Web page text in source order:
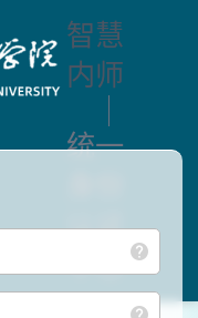
智慧
内师
统一
认证
中心